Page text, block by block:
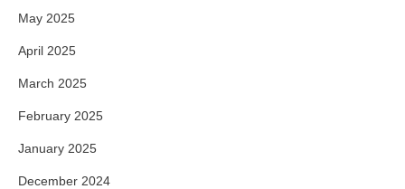
May 2025
April 2025
March 2025
February 2025
January 2025
December 2024